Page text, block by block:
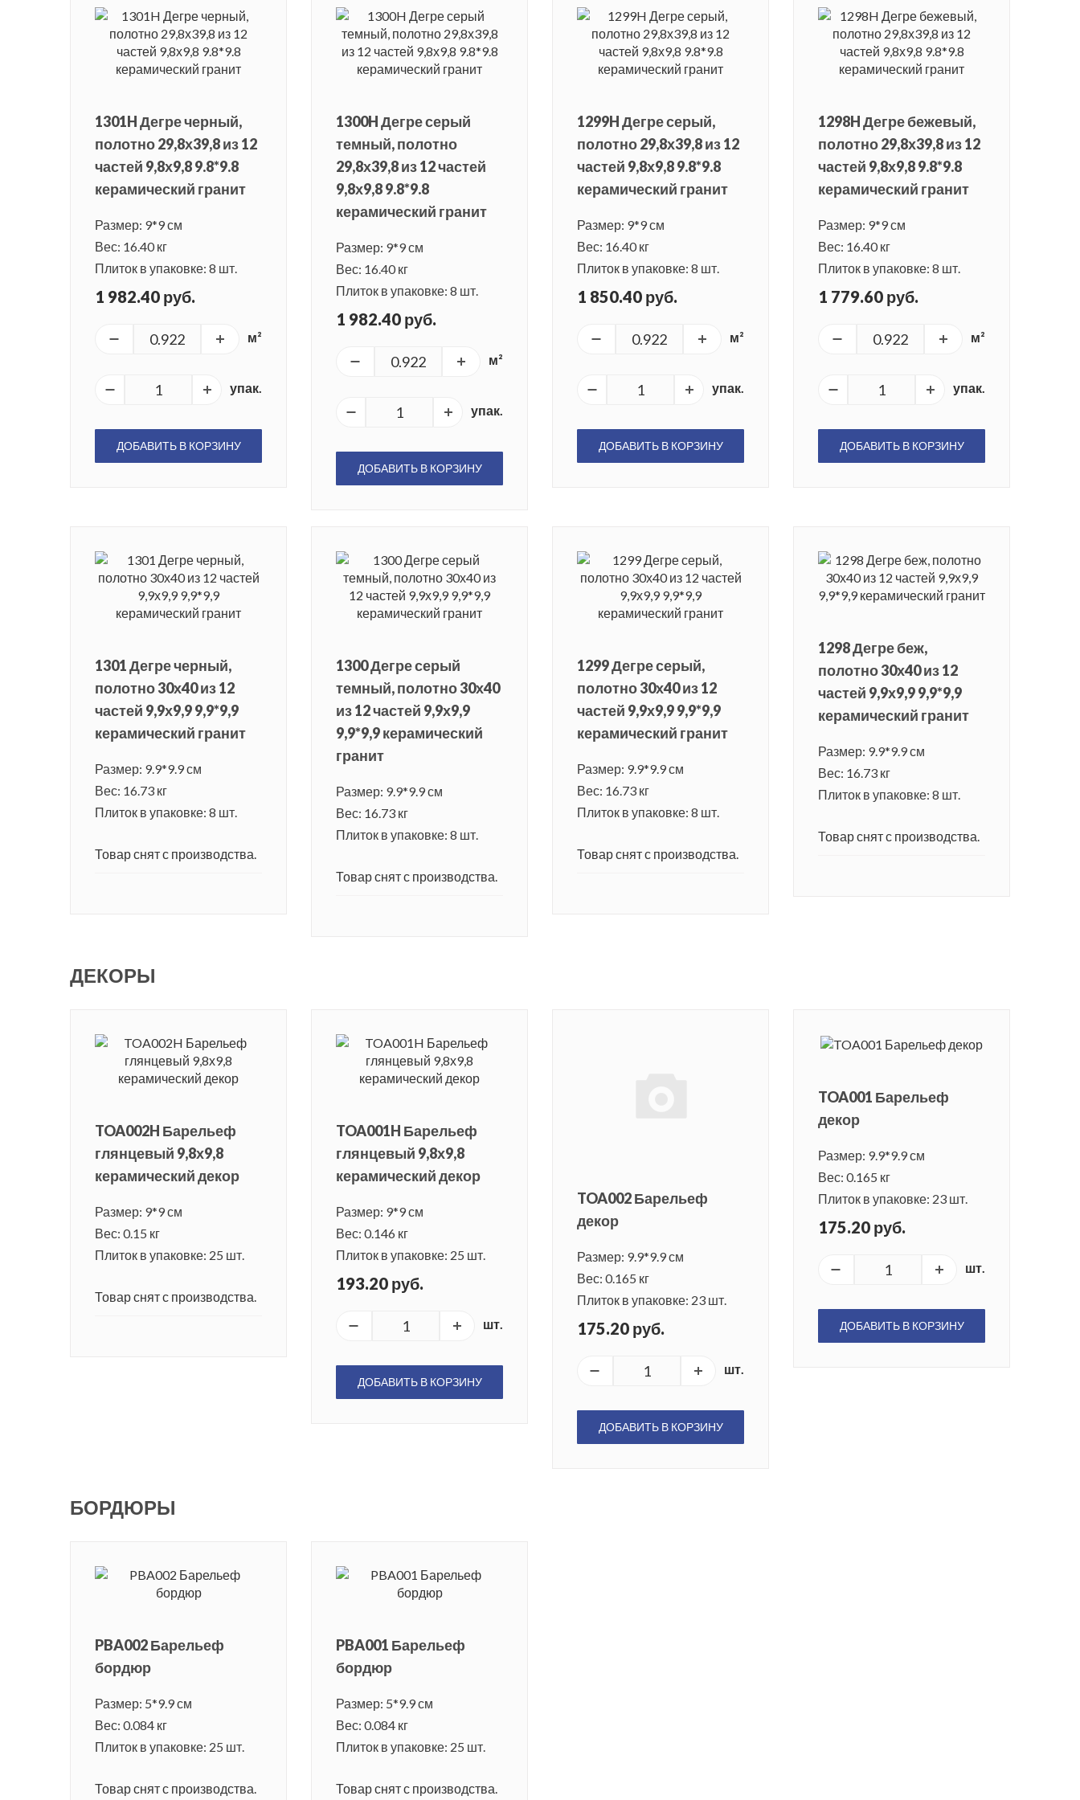
1301H Дегре черный,
полотно 29,8х39,8 из 12
частей 9,8х9,8 9.8*9.8
керамический гранит
Размер: 9*9 см
Вес: 16.40 кг
Плиток в упаковке: 8 шт.
1 982.40 руб.
м²
упак.
ДОБАВИТЬ В КОРЗИНУ
1300H Дегре серый
темный, полотно
29,8х39,8 из 12 частей
9,8х9,8 9.8*9.8
керамический гранит
Размер: 9*9 см
Вес: 16.40 кг
Плиток в упаковке: 8 шт.
1 982.40 руб.
м²
упак.
ДОБАВИТЬ В КОРЗИНУ
1299H Дегре серый,
полотно 29,8х39,8 из 12
частей 9,8х9,8 9.8*9.8
керамический гранит
Размер: 9*9 см
Вес: 16.40 кг
Плиток в упаковке: 8 шт.
1 850.40 руб.
м²
упак.
ДОБАВИТЬ В КОРЗИНУ
1298H Дегре бежевый,
полотно 29,8х39,8 из 12
частей 9,8х9,8 9.8*9.8
керамический гранит
Размер: 9*9 см
Вес: 16.40 кг
Плиток в упаковке: 8 шт.
1 779.60 руб.
м²
упак.
ДОБАВИТЬ В КОРЗИНУ
1301 Дегре черный,
полотно 30х40 из 12
частей 9,9х9,9 9,9*9,9
керамический гранит
Размер: 9.9*9.9 см
Вес: 16.73 кг
Плиток в упаковке: 8 шт.
Товар снят с производства.
1300 Дегре серый
темный, полотно 30х40
из 12 частей 9,9х9,9
9,9*9,9 керамический
гранит
Размер: 9.9*9.9 см
Вес: 16.73 кг
Плиток в упаковке: 8 шт.
Товар снят с производства.
1299 Дегре серый,
полотно 30х40 из 12
частей 9,9х9,9 9,9*9,9
керамический гранит
Размер: 9.9*9.9 см
Вес: 16.73 кг
Плиток в упаковке: 8 шт.
Товар снят с производства.
1298 Дегре беж,
полотно 30х40 из 12
частей 9,9х9,9 9,9*9,9
керамический гранит
Размер: 9.9*9.9 см
Вес: 16.73 кг
Плиток в упаковке: 8 шт.
Товар снят с производства.
ДЕКОРЫ
TOA002H Барельеф
глянцевый 9,8х9,8
керамический декор
Размер: 9*9 см
Вес: 0.15 кг
Плиток в упаковке: 25 шт.
Товар снят с производства.
TOA001H Барельеф
глянцевый 9,8х9,8
керамический декор
Размер: 9*9 см
Вес: 0.146 кг
Плиток в упаковке: 25 шт.
193.20 руб.
шт.
ДОБАВИТЬ В КОРЗИНУ
TOA002 Барельеф
декор
Размер: 9.9*9.9 см
Вес: 0.165 кг
Плиток в упаковке: 23 шт.
175.20 руб.
шт.
ДОБАВИТЬ В КОРЗИНУ
TOA001 Барельеф
декор
Размер: 9.9*9.9 см
Вес: 0.165 кг
Плиток в упаковке: 23 шт.
175.20 руб.
шт.
ДОБАВИТЬ В КОРЗИНУ
БОРДЮРЫ
PBA002 Барельеф
бордюр
Размер: 5*9.9 см
Вес: 0.084 кг
Плиток в упаковке: 25 шт.
Товар снят с производства.
PBA001 Барельеф
бордюр
Размер: 5*9.9 см
Вес: 0.084 кг
Плиток в упаковке: 25 шт.
Товар снят с производства.